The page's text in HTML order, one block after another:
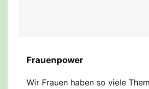
Frauenpower
Wir Frauen haben so viele